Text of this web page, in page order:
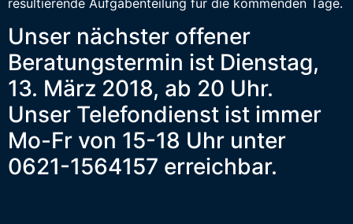
Unser nächster offener
Beratungstermin ist Dienstag,
13. März 2018, ab 20 Uhr.
Unser Telefondienst ist immer
Mo-Fr von 15-18 Uhr unter
0621-1564157 erreichbar.